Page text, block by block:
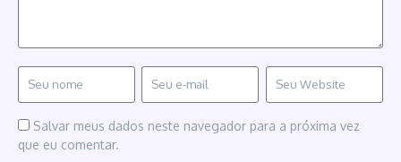
Salvar meus dados neste navegador para a próxima vez
que eu comentar.